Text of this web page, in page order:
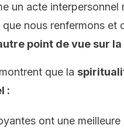
un acte
nous renfermons et
point de vue sur
que la
:
ont une